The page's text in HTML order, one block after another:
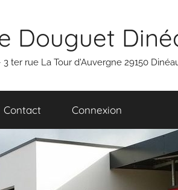
Douguet
ter rue La Tour d'Auvergne 29150
Contact Connexion